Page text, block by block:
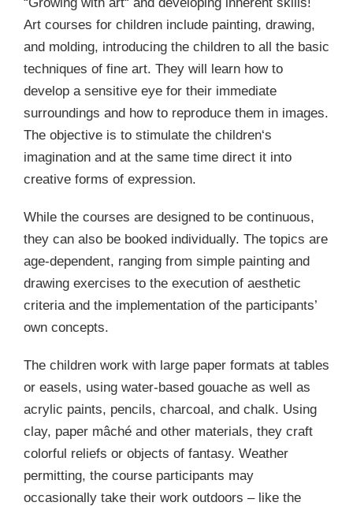
Art courses for children include painting, drawing,
and molding, introducing the children to all the basic
techniques of fine art. They will learn how to
develop a sensitive eye for their immediate
surroundings and how to reproduce them in images.
The objective is to stimulate the children‘s
imagination and at the same time direct it into
creative forms of expression.
While the courses are designed to be continuous,
they can also be booked individually. The topics are
age-dependent, ranging from simple painting and
drawing exercises to the execution of aesthetic
criteria and the implementation of the participants’
own concepts.
The children work with large paper formats at tables
or easels, using water-based gouache as well as
acrylic paints, pencils, charcoal, and chalk. Using
clay, paper mâché and other materials, they craft
colorful reliefs or objects of fantasy. Weather
permitting, the course participants may
occasionally take their work outdoors – like the